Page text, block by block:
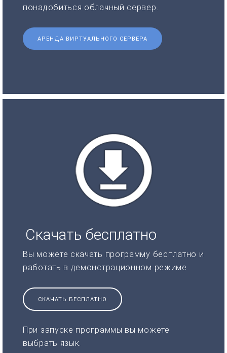
понадобиться облачный сервер.
АРЕНДА ВИРТУАЛЬНОГО СЕРВЕРА
Скачать бесплатно
Вы можете скачать программу бесплатно и
работать в демонстрационном режиме
СКАЧАТЬ БЕСПЛАТНО
При запуске программы вы можете
выбрать язык.